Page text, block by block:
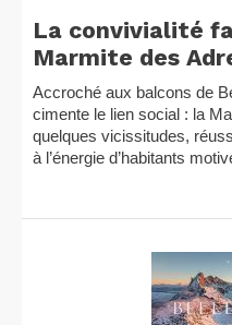
La convivialité
Marmite des
Accroché aux balcons de
cimente le lien social : la
quelques vicissitudes,
à l’énergie d’habitants